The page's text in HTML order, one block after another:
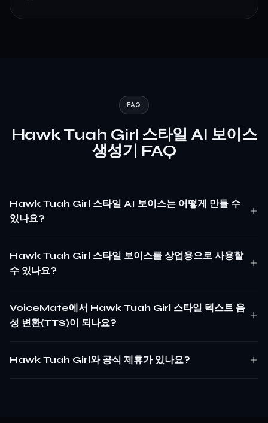
FAQ
Hawk Tuah Girl 스타일 AI 보이스
생성기 FAQ
Hawk Tuah Girl 스타일 AI 보이스는 어떻게 만들 수
있나요?
Hawk Tuah Girl 스타일 보이스를 상업용으로 사용할
수 있나요?
VoiceMate에서 Hawk Tuah Girl 스타일 텍스트 음
성 변환(TTS)이 되나요?
Hawk Tuah Girl와 공식 제휴가 있나요?